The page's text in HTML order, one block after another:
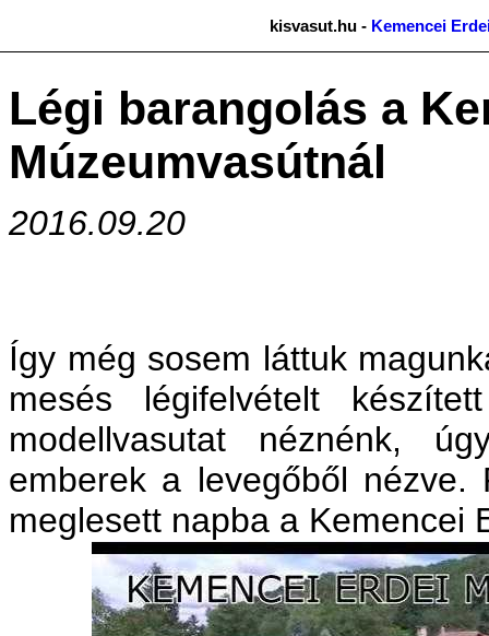
kisvasut.hu - Kemencei
Légi barangolás a
Múzeumvasútnál
2016.09.20
Így még sosem láttuk
mesés légifelvételt
modellvasutat néznénk,
emberek a levegőből nézve.
meglesett napba a Kemencei